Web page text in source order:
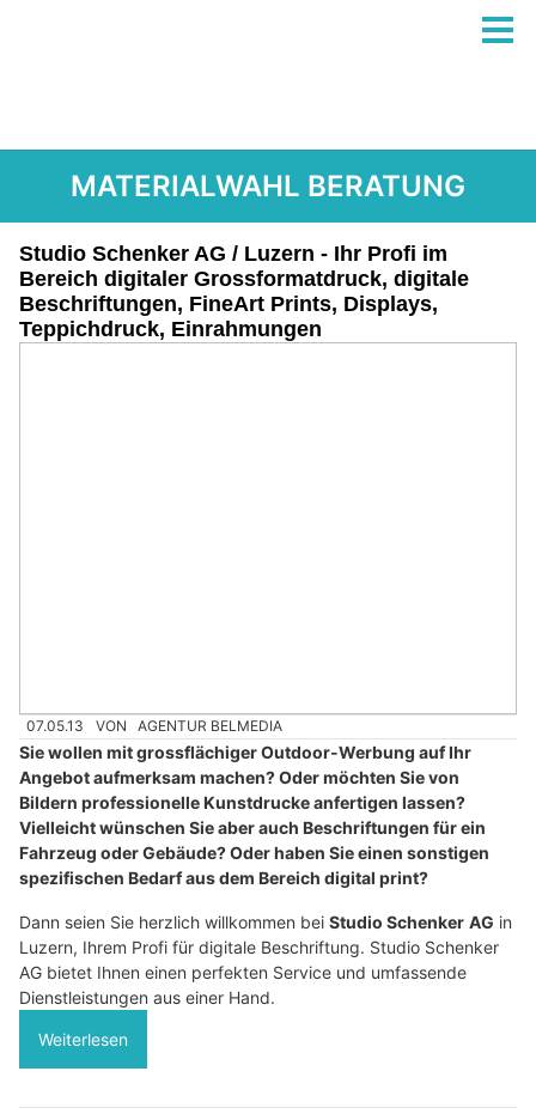
MATERIALWAHL BERATUNG
Studio Schenker AG / Luzern - Ihr Profi im
Bereich digitaler Grossformatdruck, digitale
Beschriftungen, FineArt Prints, Displays,
Teppichdruck, Einrahmungen
07.05.13 VON AGENTUR BELMEDIA
Sie wollen mit grossflächiger Outdoor-Werbung auf Ihr
Angebot aufmerksam machen? Oder möchten Sie von
Bildern professionelle Kunstdrucke anfertigen lassen?
Vielleicht wünschen Sie aber auch Beschriftungen für ein
Fahrzeug oder Gebäude? Oder haben Sie einen sonstigen
spezifischen Bedarf aus dem Bereich digital print?
Dann seien Sie herzlich willkommen bei Studio Schenker AG in
Luzern, Ihrem Profi für digitale Beschriftung. Studio Schenker
AG bietet Ihnen einen perfekten Service und umfassende
Dienstleistungen aus einer Hand.
Weiterlesen